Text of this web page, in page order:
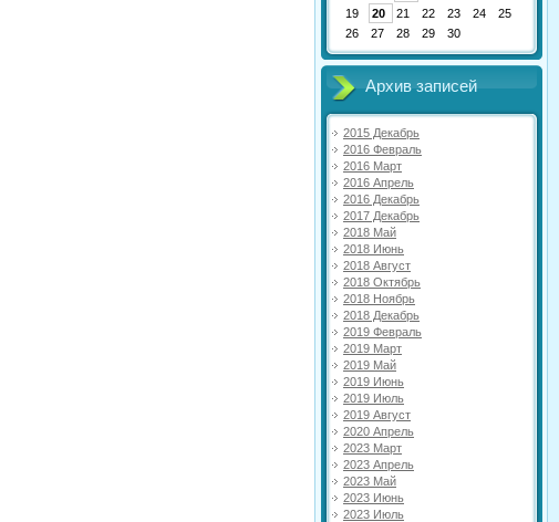
19
20 21 22 23 24
25
26
27 28 29 30
Архив записей
2015 Декабрь
2016 Февраль
2016 Март
2016 Апрель
2016 Декабрь
2017 Декабрь
2018 Май
2018 Июнь
2018 Август
2018 Октябрь
2018 Ноябрь
2018 Декабрь
2019 Февраль
2019 Март
2019 Май
2019 Июнь
2019 Июль
2019 Август
2020 Апрель
2023 Март
2023 Апрель
2023 Май
2023 Июнь
2023 Июль